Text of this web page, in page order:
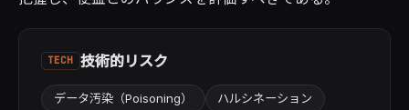
TECH 技術的リスク
データ汚染（Poisoning） ハルシネーション